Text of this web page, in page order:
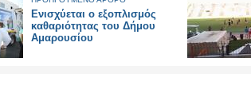
Ενισχύεται ο εξοπλισμός
καθαριότητας του Δήμου
Αμαρουσίου